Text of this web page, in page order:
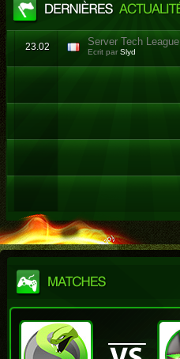
23.02 Server Tech League
Ecrit par Slyd